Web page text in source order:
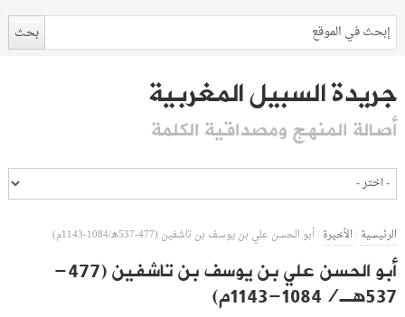
جريدة السبيل المغربية
أصالة المنهج ومصداقية الكلمة
الرئيسية/الأخيرة/أبو الحسن علي بن يوسف بن تاشفين (477-537هـ/1084-1143م)
أبو الحسن علي بن يوسف بن تاشفين (477-
537هـ/1084-1143م)